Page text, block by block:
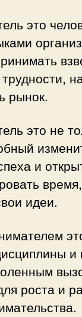
это
рынок.
это не
и
идеи.
и
роста и